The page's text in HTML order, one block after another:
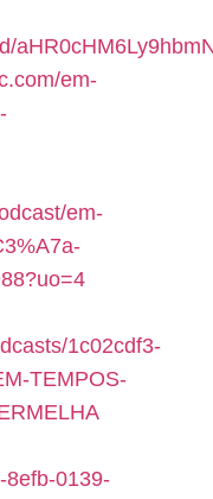
em-
em-
1c02cdf3-
TEMPOS-
8efb-0139-